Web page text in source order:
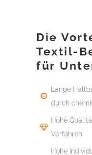
Die
Textil-
für
Lange
durch
Hohe
Verfahren
Hohe